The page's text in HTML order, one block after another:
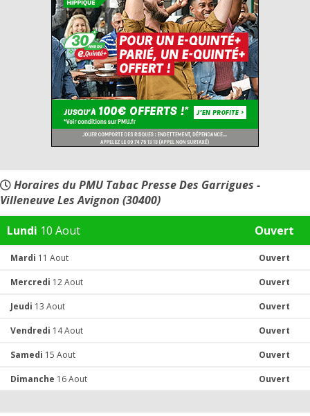
Horaires du PMU Tabac Presse Des Garrigues -
Villeneuve Les Avignon (30400)
Lundi 10 Aout Ouvert
Mardi 11 Aout Ouvert
Mercredi 12 Aout Ouvert
Jeudi 13 Aout Ouvert
Vendredi 14 Aout Ouvert
Samedi 15 Aout Ouvert
Dimanche 16 Aout Ouvert